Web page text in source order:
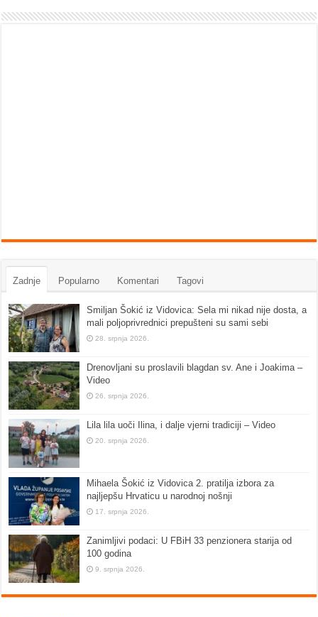
Zadnje Popularno Komentari Tagovi
Smiljan Šokić iz Vidovica: Sela mi nikad nije dosta, a
mali poljoprivrednici prepušteni su sami sebi
28. srpnja 2026.
Drenovljani su proslavili blagdan sv. Ane i Joakima –
Video
26. srpnja 2026.
Lila lila uoči Ilina, i dalje vjerni tradiciji – Video
20. srpnja 2026.
Mihaela Šokić iz Vidovica 2. pratilja izbora za
najljepšu Hrvaticu u narodnoj nošnji
17. srpnja 2026.
Zanimljivi podaci: U FBiH 33 penzionera starija od
100 godina
9. srpnja 2026.